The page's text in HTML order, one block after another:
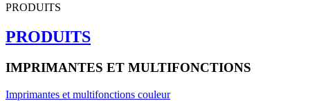
PRODUITS
PRODUITS
IMPRIMANTES ET MULTIFONCTIONS
Imprimantes et multifonctions couleur